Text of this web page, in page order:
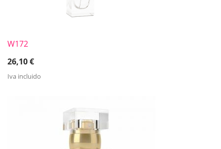
W172
26,10€
Iva incluido